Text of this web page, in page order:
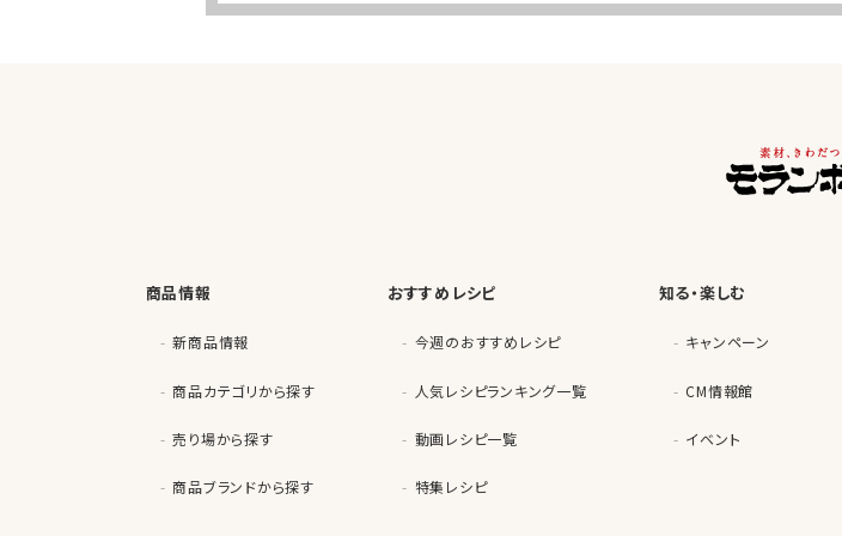
商品情報
新商品情報
商品カテゴリから探す
売り場から探す
商品ブランドから探す
おすすめレシピ
今週のおすすめレシピ
人気レシピランキング一覧
動画レシピ一覧
特集レシピ
知る・楽しむ
キャンペーン
CM情報館
イベント